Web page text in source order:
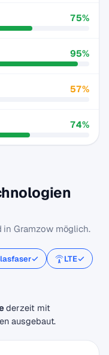
75%
95%
57%
74%
Gramzow möglich.
LTE
derzeit mit
ausgebaut.